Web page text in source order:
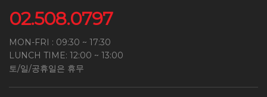
02.508.0797
MON-FRI : 09:30 ~ 17:30
LUNCH TIME: 12:00 ~ 13:00
토/일/공휴일은 휴무